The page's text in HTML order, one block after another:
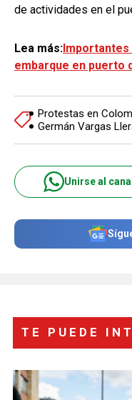
de actividades en el
Lea más:Importantes
embarque en puerto
Protestas en
Germán Vargas
Unirse al
TE PUEDE